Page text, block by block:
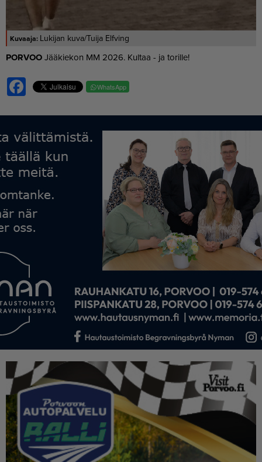
Lukijan kuva/Tuija Elfving
POR­VOO Jää­kie­kon MM 2026. Kul­taa - ja to­ril­le!
Facebook WhatsApp